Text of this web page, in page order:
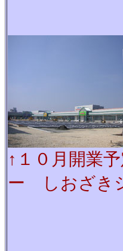
↑１０月開業
ー しおざき